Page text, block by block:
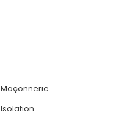
Maçonnerie
Isolation